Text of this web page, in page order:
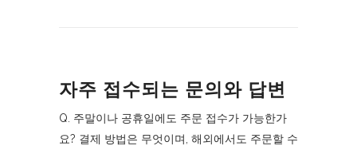
자주 접수되는 문의와 답변
Q. 주말이나 공휴일에도 주문 접수가 가능한가
요? 결제 방법은 무엇이며, 해외에서도 주문할 수